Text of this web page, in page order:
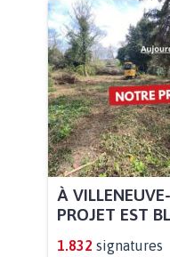
À
PROJET EST
1.832 signatures